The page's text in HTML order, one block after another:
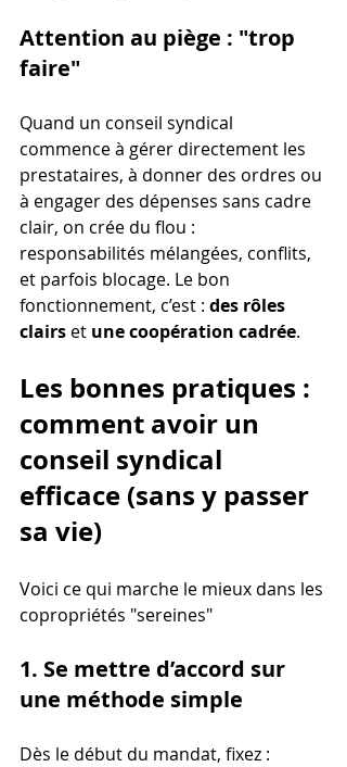
Attention au piège : "trop
faire"
Quand un conseil syndical
commence à gérer directement les
prestataires, à donner des ordres ou
à engager des dépenses sans cadre
clair, on crée du flou :
responsabilités mélangées, conflits,
et parfois blocage. Le bon
fonctionnement, c’est : des rôles
clairs et une coopération cadrée.
Les bonnes pratiques :
comment avoir un
conseil syndical
efficace (sans y passer
sa vie)
Voici ce qui marche le mieux dans les
copropriétés "sereines"
1. Se mettre d’accord sur
une méthode simple
Dès le début du mandat, fixez :